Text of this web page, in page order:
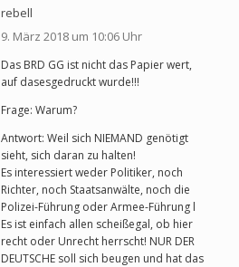
rebell
9. März 2018 um 10:06 Uhr
Das BRD GG ist nicht das Papier wert,
auf dasesgedruckt wurde!!!
Frage: Warum?
Antwort: Weil sich NIEMAND genötigt
sieht, sich daran zu halten!
Es interessiert weder Politiker, noch
Richter, noch Staatsanwälte, noch die
Polizei-Führung oder Armee-Führung l
Es ist einfach allen scheißegal, ob hier
recht oder Unrecht herrscht! NUR DER
DEUTSCHE soll sich beugen und hat das